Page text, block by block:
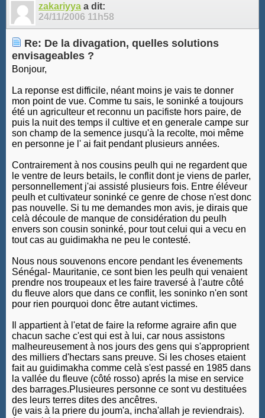
zakariyya a dit:
24/11/2006 11h58
Re: De la divagation, quelles solutions
envisageables ?
Bonjour,
La reponse est difficile, néant moins je vais te donner
mon point de vue. Comme tu sais, le soninké a toujours
été un agriculteur et reconnu un pacifiste hors paire, de
puis la nuit des temps il cultive et en generale campe sur
son champ de la semence jusqu'à la recolte, moi même
en personne je l' ai fait pendant plusieurs années.
Contrairement à nos cousins peulh qui ne regardent que
le ventre de leurs betails, le conflit dont je viens de parler,
personnellement j'ai assisté plusieurs fois. Entre éléveur
peulh et cultivateur soninké ce genre de chose n'est donc
pas nouvelle. Si tu me demandes mon avis, je dirais que
celà découle de manque de considération du peulh
envers son cousin soninké, pour tout celui qui a vecu en
tout cas au guidimakha ne peu le contesté.
Nous nous souvenons encore pendant les évenements
Sénégal- Mauritanie, ce sont bien les peulh qui venaient
prendre nos troupeaux et les faire traversé à l'autre côté
du fleuve alors que dans ce conflit, les soninko n'en sont
pour rien pourquoi donc être autant victimes.
Il appartient à l'etat de faire la reforme agraire afin que
chacun sache c'est qui est à lui, car nous assistons
malheureusement à nos jours des gens qui s'approprient
des milliers d'hectars sans preuve. Si les choses etaient
fait au guidimakha comme celà s'est passé en 1985 dans
la vallée du fleuve (côté rosso) aprés la mise en service
des barrages.Plusieures personne ce sont vu destituées
des leurs terres dites des ancêtres.
(je vais à la priere du joum'a, incha'allah je reviendrais).